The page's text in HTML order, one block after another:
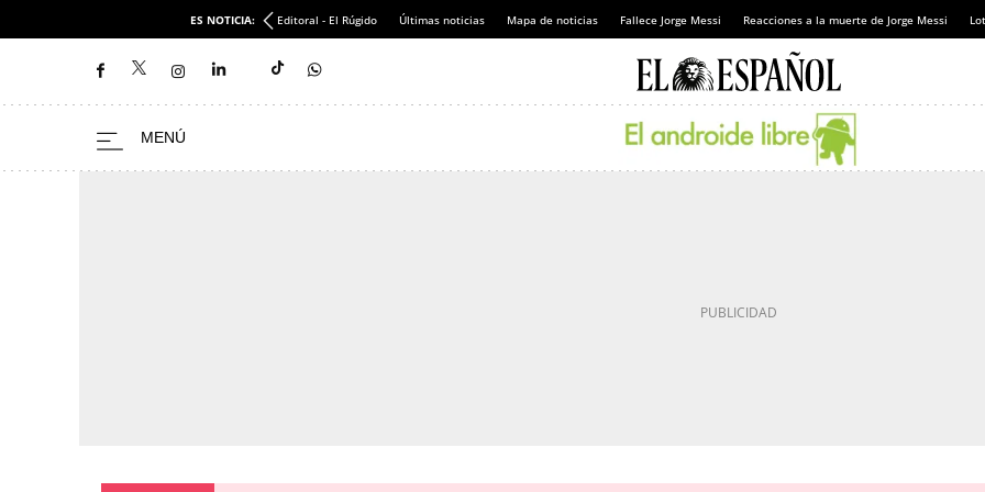
ES NOTICIA: Editoral - El Rúgido Últimas noticias Mapa de noticias Fallece Jorge Messi Reacciones a la muerte de Jorge Messi